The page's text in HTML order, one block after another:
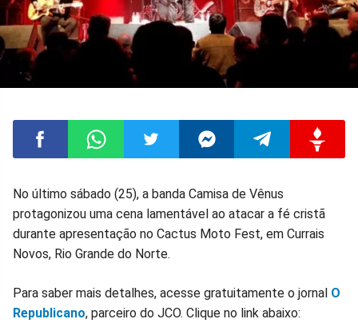
Compartilhar
no
Compartilhar
no
Compartilhar
no
Compartilhar
no
Compartilhar
no
no
No último sábado (25), a banda Camisa de Vênus
protagonizou uma cena lamentável ao atacar a fé cristã
durante apresentação no Cactus Moto Fest, em Currais
Novos, Rio Grande do Norte.
Para saber mais detalhes, acesse gratuitamente o jornal O
Republicano, parceiro do JCO. Clique no link abaixo: